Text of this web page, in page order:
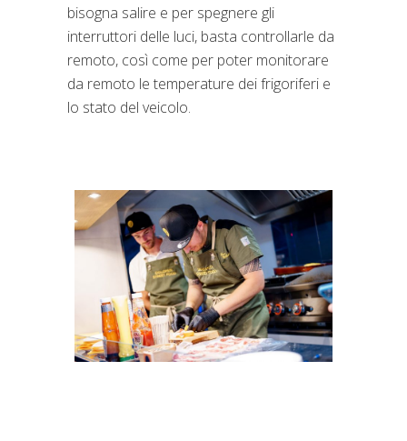
bisogna salire e per spegnere gli
interruttori delle luci, basta controllarle da
remoto, così come per poter monitorare
da remoto le temperature dei frigoriferi e
lo stato del veicolo.